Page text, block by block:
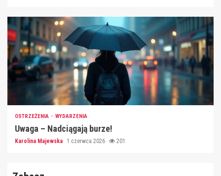
OSTRZEŻENIA WYDARZENIA
Uwaga – Nadciągają burze!
Karolina Majewska 1 czerwca 2026 201